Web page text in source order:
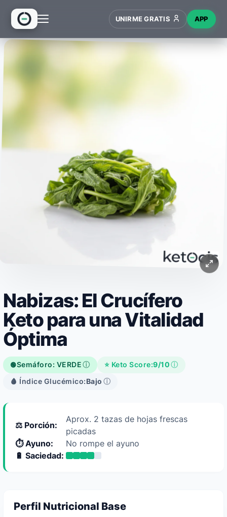
UNIRME GRATIS APP
Nabizas: El Crucífero
Keto para una Vitalidad
Óptima
🟢Semáforo: VERDEⓘ ⭐ Keto Score:9/10ⓘ
🩸 Índice Glucémico:Bajo ⓘ
⚖️ Porción:
Aprox. 2 tazas de hojas frescas
picadas
⏱️ Ayuno:
No rompe el ayuno
🔋 Saciedad:
Perfil Nutricional Base